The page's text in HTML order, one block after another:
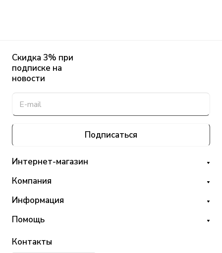
Скидка 3% при
подписке на
новости
Подписаться
Интернет-магазин
Компания
Информация
Помощь
Контакты